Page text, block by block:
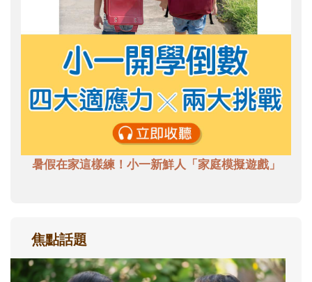
暑假在家這樣練！小一新鮮人「家庭模擬遊戲」
焦點話題